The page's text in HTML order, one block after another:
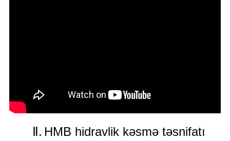
Ⅱ. HMB hidravlik kəsmə təsnifatı